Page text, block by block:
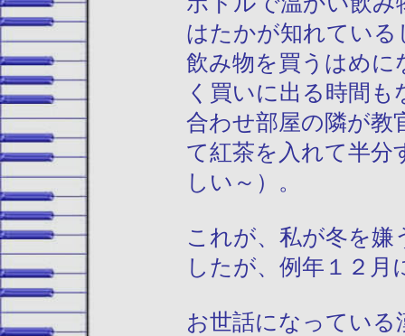
はたかが知れてい
飲み物を買うはめ
く買いに出る時間
合わせ部屋の隣が教
て紅茶を入れて半分
しい～）。
これが、私が冬を
したが、例年１２
お世話になってい